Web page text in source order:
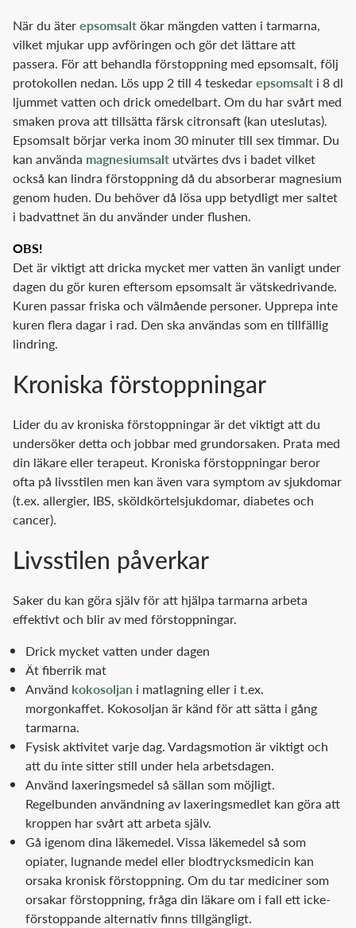
När du äterepsomsaltökar mängden vatten i tarmarna,
vilket mjukar upp avföringen och gör det lättare att
passera. För att behandla förstoppning med epsomsalt, följ
protokollen nedan. Lös upp 2 till 4 teskedarepsomsalt i 8 dl
ljummet vatten och drick omedelbart. Om du har svårt med
smaken prova att tillsätta färsk citronsaft (kan uteslutas).
Epsomsalt börjar verka inom 30 minuter till sex timmar. Du
kan använda magnesiumsalt utvärtes dvs i badet vilket
också kan lindra förstoppning då du absorberar magnesium
genom huden. Du behöver då lösa upp betydligt mer saltet
i badvattnet än du använder under flushen.
OBS!
Det är viktigt att dricka mycket mer vatten än vanligt under
dagen du gör kuren eftersom epsomsalt är vätskedrivande.
Kuren passar friska och välmående personer. Upprepa inte
kuren flera dagar i rad. Den ska användas som en tillfällig
lindring.
Kroniska förstoppningar
Lider du av kroniska förstoppningar är det viktigt att du
undersöker detta och jobbar med grundorsaken. Prata med
din läkare eller terapeut. Kroniska förstoppningar beror
ofta på livsstilen men kan även vara symptom av sjukdomar
(t.ex. allergier, IBS, sköldkörtelsjukdomar, diabetes och
cancer).
Livsstilen påverkar
Saker du kan göra själv för att hjälpa tarmarna arbeta
effektivt och blir av med förstoppningar.
Drick mycket vatten under dagen
Ät fiberrik mat
Använd kokosoljan i matlagning eller i t.ex.
morgonkaffet. Kokosoljan är känd för att sätta i gång
tarmarna.
Fysisk aktivitet varje dag. Vardagsmotion är viktigt och
att du inte sitter still under hela arbetsdagen.
Använd laxeringsmedel så sällan som möjligt.
Regelbunden användning av laxeringsmedlet kan göra att
kroppen har svårt att arbeta själv.
Gå igenom dina läkemedel. Vissa läkemedel så som
opiater, lugnande medel eller blodtrycksmedicin kan
orsaka kronisk förstoppning. Om du tar mediciner som
orsakar förstoppning, fråga din läkare om i fall ett icke-
förstoppande alternativ finns tillgängligt.